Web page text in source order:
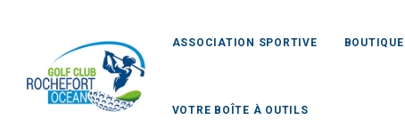
ASSOCIATION SPORTIVE BOUTIQUE
VOTRE BOÎTE À OUTILS